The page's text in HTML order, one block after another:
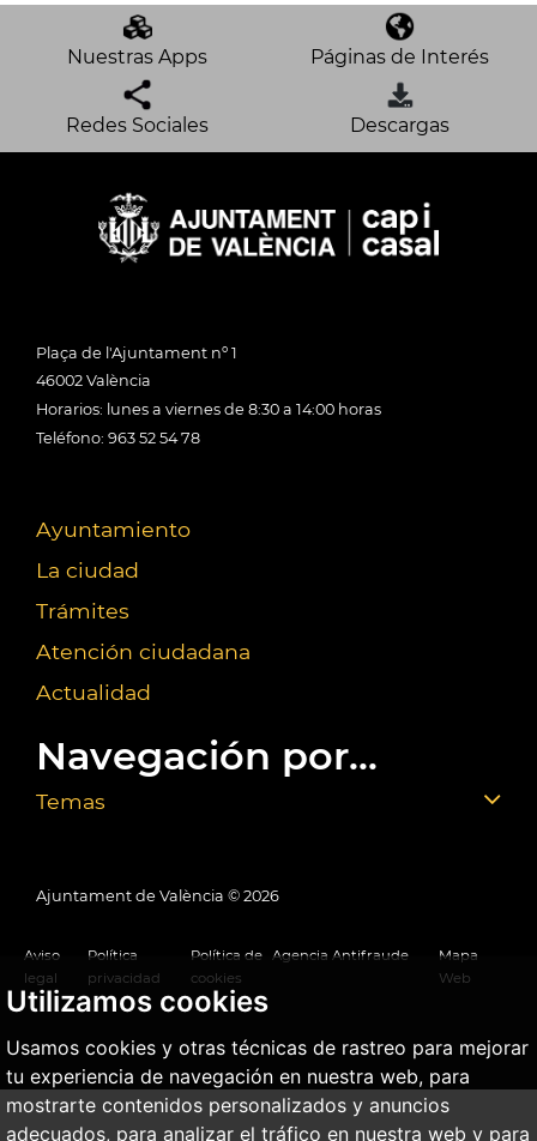
Utilizamos cookies
Usamos cookies y otras técnicas de rastreo para mejorar
tu experiencia de navegación en nuestra web, para
mostrarte contenidos personalizados y anuncios
adecuados, para analizar el tráfico en nuestra web y para
Nuestras Apps Páginas de Interés
Redes Sociales Descargas
Plaça de l'Ajuntament nº 1
46002 València
Horarios: lunes a viernes de 8:30 a 14:00 horas
Teléfono: 963 52 54 78
Ayuntamiento
La ciudad
Trámites
Atención ciudadana
Actualidad
Navegación por...
Temas
Ajuntament de València © 2026
Aviso
legal
Política
privacidad
Política de
cookies
Agencia Antifraude
Mapa
Web